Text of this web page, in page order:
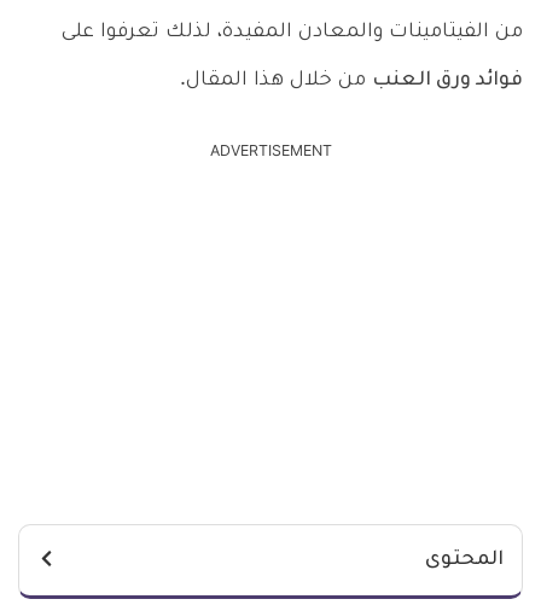
من الفيتامينات والمعادن المفيدة، لذلك تعرفوا على
فوائد ورق العنب من خلال هذا المقال.
ADVERTISEMENT
المحتوى